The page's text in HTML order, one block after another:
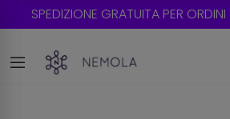
SPEDIZIONE GRATUITA PER